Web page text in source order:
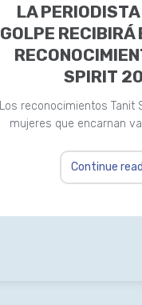
LA
GOLPE RECIBIRÁ
SPIRIT
Los reconocimientos Tanit
mujeres que encarnan
Continue